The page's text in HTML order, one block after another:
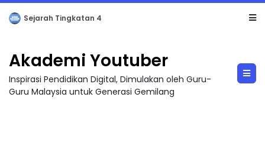
LIVE 🔴 [LIVE] PRINSIP PERAKAUNAN, BEDAH TUNTAS SOALAN 1 TRIAL OLEH CIKGU ...
Akademi Youtuber
Inspirasi Pendidikan Digital, Dimulakan oleh Guru-
Guru Malaysia untuk Generasi Gemilang